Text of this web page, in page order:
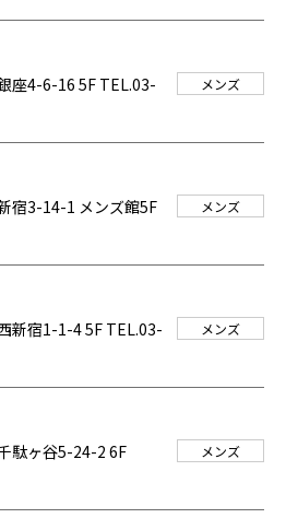
座4-6-16 5F TEL.03-
メンズ
宿3-14-1 メンズ館5F
メンズ
新宿1-1-4 5F TEL.03-
メンズ
駄ヶ谷5-24-2 6F
メンズ